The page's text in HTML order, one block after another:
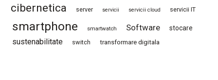
cibernetica
server servicii servicii cloud servicii IT
smartphone smartwatch Software stocare
sustenabilitate switch transformare digitala